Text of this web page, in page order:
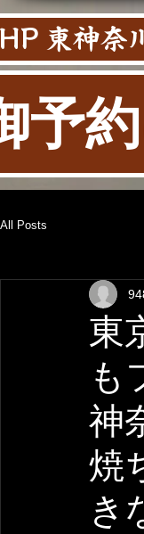
東神奈
予
All Posts
東
も
神
焼
き